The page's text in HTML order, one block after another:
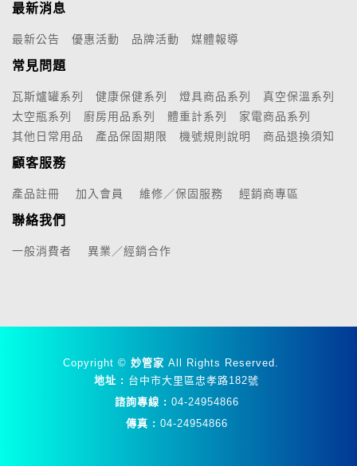
最新消息
最新公告 優惠活動 品牌活動 媒體報導
常見問題
瓦斯爐罐系列 健康保健系列 燈具商品系列
真空保溫系列
太空瓶系列
廚房用品系列 體重計系列
家電商品系列
其他日常用品
產品保固期限 機號規則說明 商品退換須知
顧客服務
產品註冊 加入會員 維修／保固服務 經銷商專區
聯絡我們
一般消費者 異業／經銷合作
Copyright © 妙管家 All Rights Reserved.
地址 : 台中市大里區忠孝路182號
諮詢專線 : 04-24954866
傳真 : 04-24954866